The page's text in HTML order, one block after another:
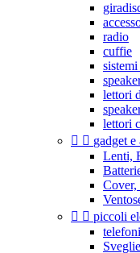
radio
cuffie
lettori
lettori
  gadget e
Lenti,
Cover,
  piccoli